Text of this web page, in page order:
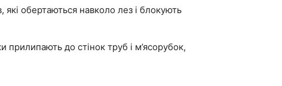
які обертаються навколо лез і блокують
прилипають до стінок труб і м’ясорубок,